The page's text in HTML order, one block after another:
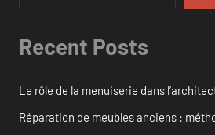
Recent Posts
Le rôle de la menuiserie dans
Réparation de meubles anciens :